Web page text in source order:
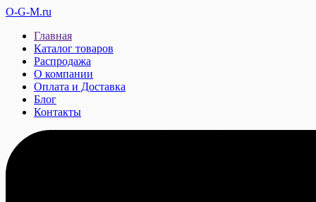
O-G-M.ru
Главная
Каталог товаров
Распродажа
О компании
Оплата и Доставка
Блог
Контакты